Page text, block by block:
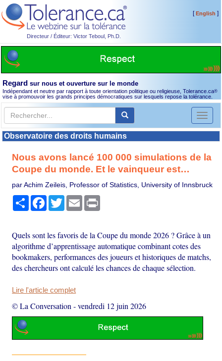
Directeur / Éditeur: Victor Teboul, Ph.D.
[English ]
Regard sur nous et ouverture sur le monde
Indépendant et neutre par rapport à toute orientation politique ou religieuse, Tolerance.ca®
vise à promouvoir les grands principes démocratiques sur lesquels repose la tolérance.
Toggle
Observatoire des droits humains
Nous avons lancé 100 000 simulations de la
Coupe du monde. Et le vainqueur est…
par Achim Zeileis, Professor of Statistics, University of Innsbruck
PartagerFacebook
TwitterEmail
Quels sont les favoris de la Coupe du monde 2026 ? Grâce à un
algorithme d’apprentissage automatique combinant cotes des
bookmakers, performances des joueurs et historiques de matchs,
des chercheurs ont calculé les chances de chaque sélection.
Lire l'article complet
© La Conversation -vendredi 12 juin 2026